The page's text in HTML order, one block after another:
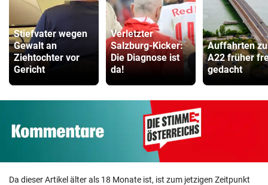
Stiefvater wegen
Gewalt an
Ziehtochter vor
Gericht
Verletzter
Salzburg-Kicker:
Die Diagnose ist
da!
Auffahrten
A22 früher
gedacht
Da dieser Artikel älter als 18 Monate ist, ist zum jetzigen Zeitpunkt